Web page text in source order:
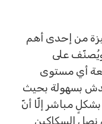
من إحدى أهم
على
أي مستوى
بسهولة بحيث
مباشر إلّا أنّ
السكاكين